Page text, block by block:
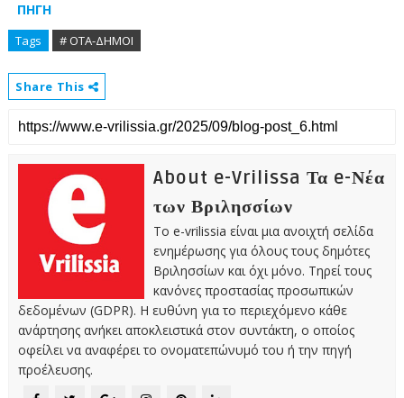
ΠΗΓΗ
Tags # ΟΤΑ-ΔΗΜΟΙ
Share This
About e-Vrilissa Τα e-Νέα
των Βριλησσίων
Το e-vrilissia είναι μια ανοιχτή σελίδα
ενημέρωσης για όλους τους δημότες
Βριλησσίων και όχι μόνο. Τηρεί τους
κανόνες προστασίας προσωπικών
δεδομένων (GDPR). Η ευθύνη για το περιεχόμενο κάθε
ανάρτησης ανήκει αποκλειστικά στον συντάκτη, ο οποίος
οφείλει να αναφέρει το ονοματεπώνυμό του ή την πηγή
προέλευσης.